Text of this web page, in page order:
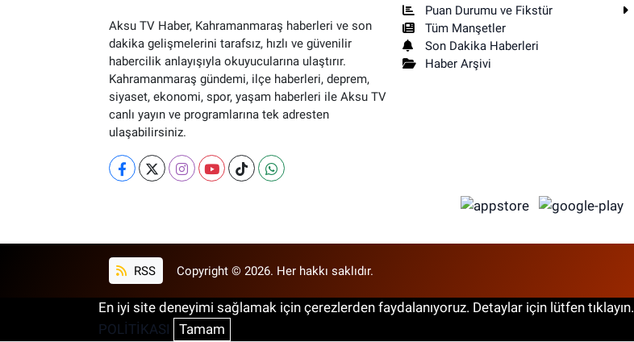
Aksu TV Haber, Kahramanmaraş haberleri ve son
dakika gelişmelerini tarafsız, hızlı ve güvenilir
habercilik anlayışıyla okuyucularına ulaştırır.
Kahramanmaraş gündemi, ilçe haberleri, deprem,
siyaset, ekonomi, spor, yaşam haberleri ile Aksu TV
canlı yayın ve programlarına tek adresten
ulaşabilirsiniz.
Puan Durumu ve Fikstür
Tüm Manşetler
Son Dakika Haberleri
Haber Arşivi
RSS Copyright © 2026. Her hakkı saklıdır.
En iyi site deneyimi sağlamak için çerezlerden faydalanıyoruz. Detaylar için lütfen tıklayın.
POLİTİKASI
Tamam